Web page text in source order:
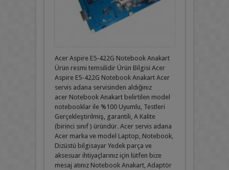
Acer Aspire E5-422G Notebook Anakart
Ürün resmi temsilidir Ürün Bilgisi Acer
Aspire E5-422G Notebook Anakart Acer
servis adana servisinden aldığınız
acer Notebook Anakart belirtilen model
notebooklar ile %100 Uyumlu, Testleri
Gerçekleştirilmiş, garantili, A Kalite
(birinci sınıf ) üründür. Acer servis adana
Acer marka ve model Laptop, Notebook,
Dizüstü bilgisayar Yedek parça ve
aksesuar ihtiyaçlarınız için lütfen bize
mesaj atınız Notebook Anakart, Adaptör